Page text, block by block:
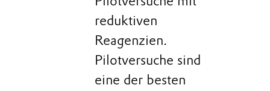
reduktiven
Reagenzien.
Pilotversuche sind
eine der besten